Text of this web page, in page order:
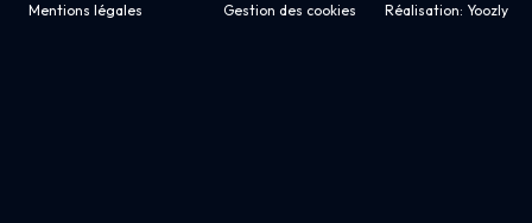
Mentions légales Gestion des cookies Réalisation: Yoozly